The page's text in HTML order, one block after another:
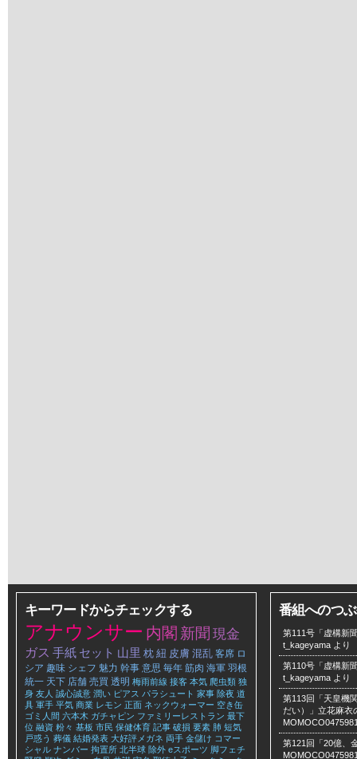
キーワードからチェックする
アナウンサー 内閣 新聞 現金
ガス 手紙 セット 山里 枕 紐 皮膚 混乱 客席 ロ
シア 趣味 シェフ 魅力 幹事 意思 毎年 筋肉 海軍 羽根
統一 天下 店舗 売買 透明 梅雨前線 接客 本気 爬虫類 独
身 友人 誠心誠意 潤い ピアス パラシュート 家事 除夜 道
具 軍手 平気 商業 レモン 正面 ネックウォーマー 空き缶
ゴミ人間 六本木 ガチャピン ファミリーレストラン 最下
位 融資 粉々 基板 市民 保健体育 記事 破損 要素 肺 短気
戸惑う 葬儀 結婚発表 大好評メガネ 両手 金儲け コマー
シャル ナンバー 拘置所 北半球 除外 eスポーツ 脚フェチ
番組へのつ
第111号「虚構新
t_kageyama より
第110号「虚構新
t_kageyama より
第113回「天皇機
だい）」立花麻衣
第121回「20億、